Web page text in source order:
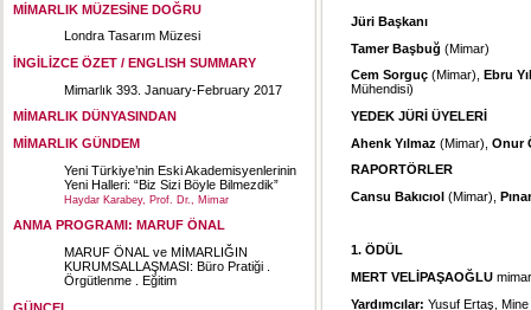
MİMARLIK MÜZESİNE DOĞRU
Londra Tasarım Müzesi
İNGİLİZCE ÖZET / ENGLISH SUMMARY
Mimarlık 393. January-February 2017
MİMARLIK DÜNYASINDAN
MİMARLIK GÜNDEM
Yeni Türkiye’nin Eski Akademisyenlerinin
Yeni Halleri: “Biz Sizi Böyle Bilmezdik”
Haydar Karabey, Prof. Dr., Mimar
ANMA PROGRAMI: MARUF ÖNAL
MARUF ÖNAL ve MİMARLIĞIN
KURUMSALLAŞMASI: Büro Pratiği .
Örgütlenme . Eğitim
GÜNCEL
Jüri Başkanı
Tamer Başbuğ (Mimar)
Cem Sorguç (Mimar),
Ebru
Mühendisi)
YEDEK JÜRİ ÜYELERİ
Ahenk Yılmaz (Mimar), Onur
RAPORTÖRLER
Cansu Bakıcıol (Mimar),
1. ÖDÜL
MERT VELİPAŞAOĞLU
Yardımcılar: Yusuf Ertaş,